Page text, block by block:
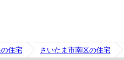
住宅 さいたま市南区の住宅